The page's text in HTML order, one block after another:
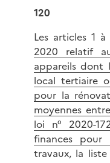
120
Les articles 1 à
2020 relatif
appareils dont
local tertiaire
pour la
moyennes
loi n° 2020-
finances pour
travaux, la